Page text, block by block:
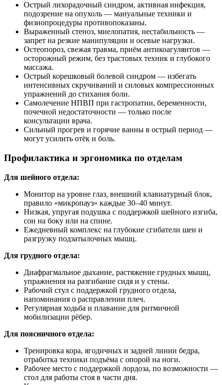
Острый лихорадочный синдром, активная инфекция,
подозрение на опухоль — мануальные техники и
физиопроцедуры противопоказаны.
Выраженный стеноз, миелопатия, нестабильность —
запрет на резкие манипуляции и осевые нагрузки.
Остеопороз, свежая травма, приём антикоагулянтов —
осторожный режим, без трастовых техник и глубокого
массажа.
Острый корешковый болевой синдром — избегать
интенсивных скручиваний и силовых компрессионных
упражнений до стихания боли.
Самолечение НПВП при гастропатии, беременности,
почечной недостаточности — только после
консультации врача.
Сильный прогрев и горячие ванны в острый период —
могут усилить отёк и боль.
Профилактика и эргономика по отделам
Для шейного отдела:
Монитор на уровне глаз, внешний клавиатурный блок,
правило «микропауз» каждые 30–40 минут.
Низкая, упругая подушка с поддержкой шейного изгиба,
сон на боку или на спине.
Ежедневный комплекс на глубокие сгибатели шеи и
разгрузку подзатылочных мышц.
Для грудного отдела:
Диафрагмальное дыхание, растяжение грудных мышц,
упражнения на разгибание сидя и у стены.
Рабочий стул с поддержкой грудного отдела,
напоминания о расправлении плеч.
Регулярная ходьба и плавание для ритмичной
мобилизации рёбер.
Для поясничного отдела:
Тренировка кора, ягодичных и задней линии бедра,
отработка техники подъёма с опорой на ноги.
Рабочее место с поддержкой лордоза, по возможности —
стол для работы стоя в части дня.